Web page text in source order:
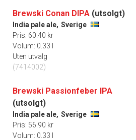
Brewski Conan DIPA (utsolgt)
India pale ale, Sverige
Pris: 60.40 kr
Volum: 0.33 l
Uten utvalg
(7414002)
Brewski Passionfeber IPA
(utsolgt)
India pale ale, Sverige
Pris: 56.90 kr
Volum: 0.33 l